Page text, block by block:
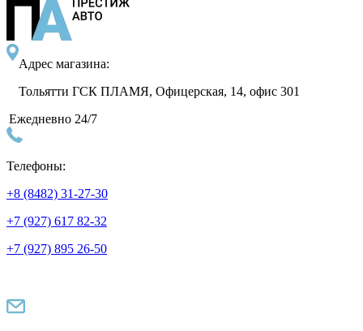
Адрес магазина:
Тольятти ГСК ПЛАМЯ, Офицерская, 14, офис 301
Ежедневно 24/7
Телефоны:
+8 (8482) 31-27-30
+7 (927) 617 82-32
+7 (927) 895 26-50